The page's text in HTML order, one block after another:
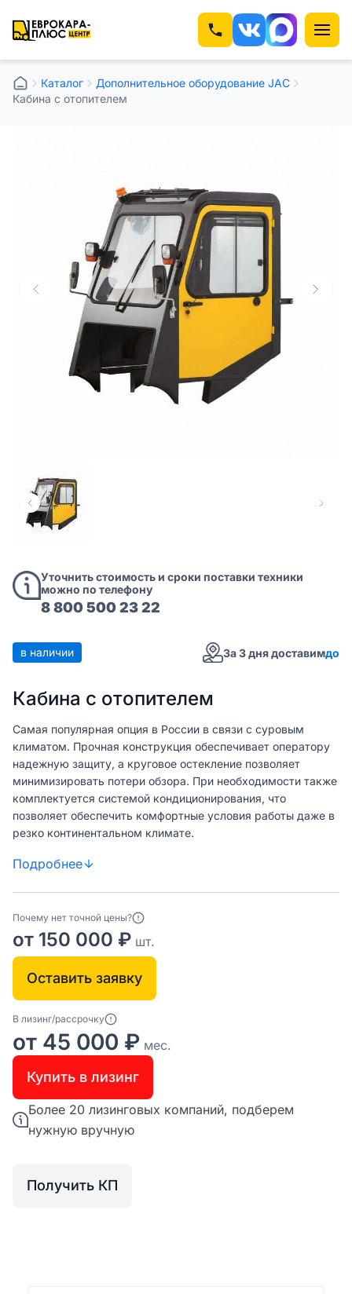
Каталог
Дополнительное оборудование JAC
Кабина с отопителем
Уточнить стоимость и сроки поставки техники
можно по телефону
8 800 500 23 22
в наличии За 3 дня доставимдо
Кабина с отопителем
Самая популярная опция в России в связи с суровым
климатом. Прочная конструкция обеспечивает оператору
надежную защиту, а круговое остекление позволяет
минимизировать потери обзора. При необходимости также
комплектуется системой кондиционирования, что
позволяет обеспечить комфортные условия работы даже в
резко континентальном климате.
Подробнее
Почему нет точной цены?
от 150 000 ₽ шт.
Оставить заявку
В лизинг/рассрочку
от 45 000 ₽ мес.
Купить в лизинг
Более 20 лизинговых компаний, подберем
нужную вручную
Получить КП